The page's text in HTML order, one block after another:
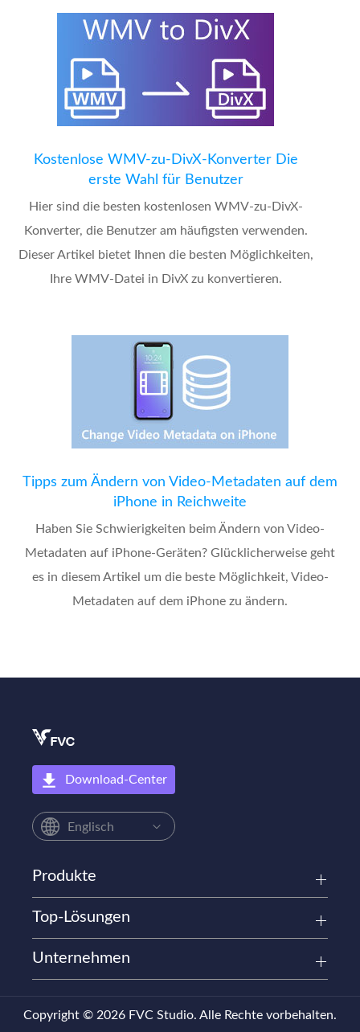
Kostenlose WMV-zu-DivX-Konverter Die
erste Wahl für Benutzer
Hier sind die besten kostenlosen WMV-zu-DivX-
Konverter, die Benutzer am häufigsten verwenden.
Dieser Artikel bietet Ihnen die besten Möglichkeiten,
Ihre WMV-Datei in DivX zu konvertieren.
Tipps zum Ändern von Video-Metadaten auf dem
iPhone in Reichweite
Haben Sie Schwierigkeiten beim Ändern von Video-
Metadaten auf iPhone-Geräten? Glücklicherweise geht
es in diesem Artikel um die beste Möglichkeit, Video-
Metadaten auf dem iPhone zu ändern.
Download-Center
Englisch
Produkte
Top-Lösungen
Unternehmen
Copyright © 2026 FVC Studio. Alle Rechte vorbehalten.